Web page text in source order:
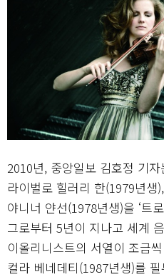
2010년, 중앙일보 김호정 기
라이벌로 힐러리 한(1979년생
야니너 얀선(1978년생)을 ‘트
그로부터 5년이 지나고 세계
이올리니스트의 서열이 조금
컬라 베네데티(1987년생)를